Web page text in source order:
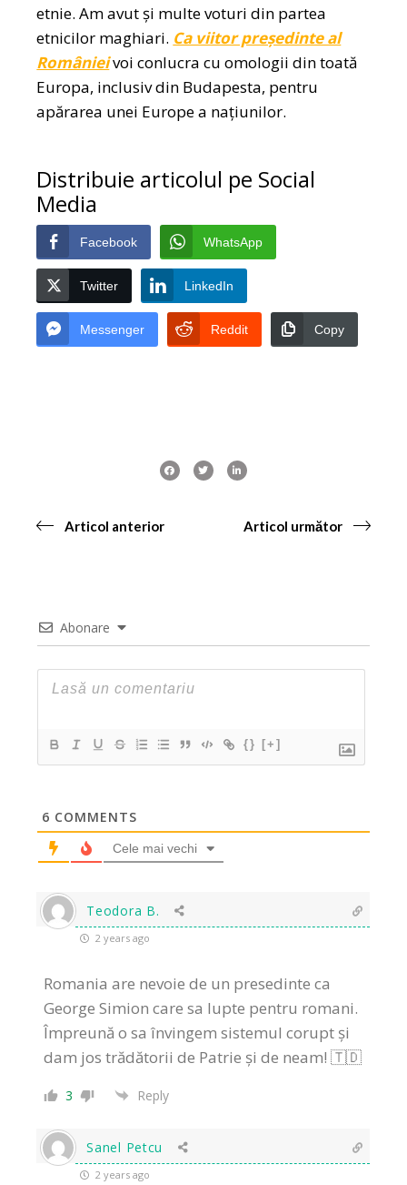
etnie. Am avut și multe voturi din partea
etnicilor maghiari. Ca viitor președinte al
Românieivoi conlucra cu omologii din toată
Europa, inclusiv din Budapesta, pentru
apărarea unei Europe a națiunilor.
Distribuie articolul pe Social
Media
Facebook WhatsApp
Twitter LinkedIn
Messenger Reddit Copy
Articol anterior Articol următor
Abonare
{} [+]
6 COMMENTS
Cele mai vechi
Teodora B.
2 years ago
Romania are nevoie de un presedinte ca
George Simion care sa lupte pentru romani.
Împreună o sa învingem sistemul corupt și
dam jos trădătorii de Patrie și de neam! 🇹🇩
3 Reply
Sanel Petcu
2 years ago